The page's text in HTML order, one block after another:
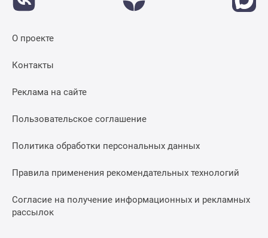
О проекте
Контакты
Реклама на сайте
Пользовательское соглашение
Политика обработки персональных данных
Правила применения рекомендательных технологий
Согласие на получение информационных и рекламных
рассылок